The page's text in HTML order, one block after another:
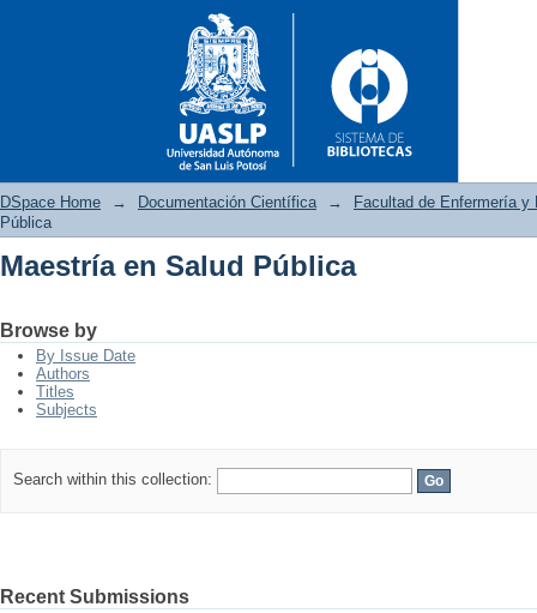
Maestría en Salud Pública
DSpace Home → Documentación Científica →
Facultad de Enfermería y
Pública
Maestría en Salud Pública
Browse by
By Issue Date
Authors
Titles
Subjects
Search within this collection:
Recent Submissions